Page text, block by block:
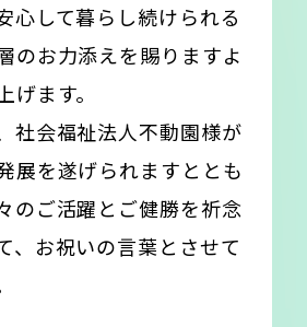
心して暮らし続けられる
のお力添えを賜りますよ
げます。
社会福祉法人不動園様が
展を遂げられますととも
のご活躍とご健勝を祈念
、お祝いの言葉とさせて